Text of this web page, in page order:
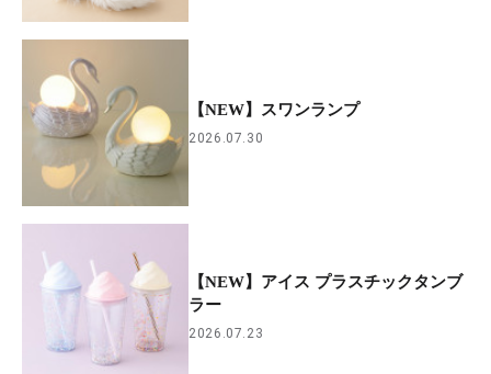
【NEW】スワンランプ
2026.07.30
【NEW】アイス プラスチックタンブ
ラー
2026.07.23